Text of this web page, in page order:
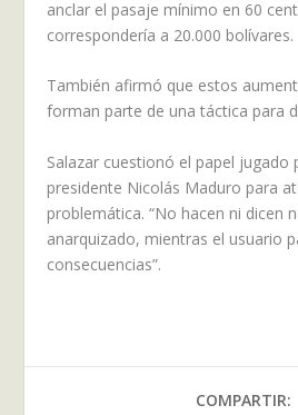
anclar el pasaje mínimo en 60
correspondería a 20.000 bolívares.
También afirmó que estos
forman parte de una táctica para
Salazar cuestionó el papel jugado
presidente Nicolás Maduro para
problemática. “No hacen ni dicen
anarquizado, mientras el usuario
consecuencias”.
COMPARTIR: